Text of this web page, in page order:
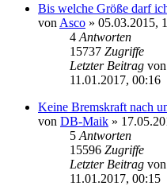
Bis welche Größe darf
von Asco » 05.03.2015,
4 Antworten
15737 Zugriffe
Letzter Beitrag von
11.01.2017, 00:16
Keine Bremskraft nach
von DB-Maik »
5 Antworten
15596 Zugriffe
Letzter Beitrag von
11.01.2017, 00:15